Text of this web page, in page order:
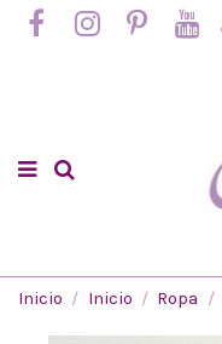
Inicio Inicio Ropa